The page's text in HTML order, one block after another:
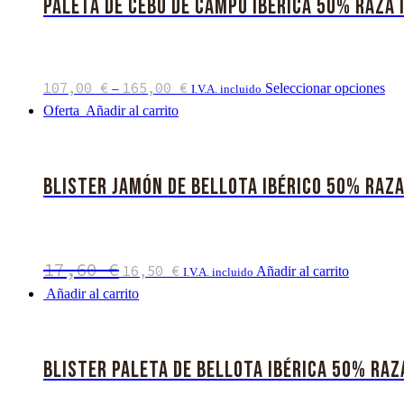
Paleta de Cebo de Campo Ibérica 50%
107,00 € – 165,00 € I.V.A. incluido Seleccionar opciones
Oferta Añadir al carrito
Blister Jamón de Bellota Ibérico 50%
17,60€ 16,50 € I.V.A. incluido Añadir al carrito
Añadir al carrito
Blister Paleta de Bellota Ibérica 50%